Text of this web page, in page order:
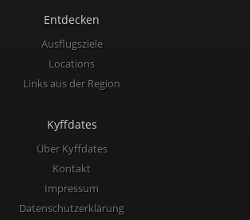
Entdecken
Ausflugsziele
Locations
Links aus der Region
Kyffdates
Über Kyffdates
Kontakt
Impressum
Datenschutzerklärung